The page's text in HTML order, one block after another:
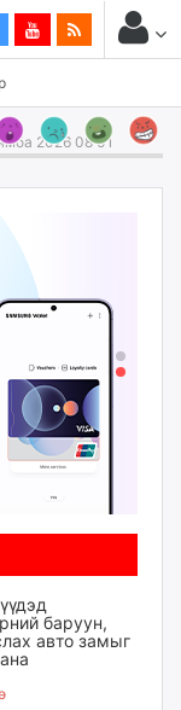
2026 08 01
баруун,
авто замыг